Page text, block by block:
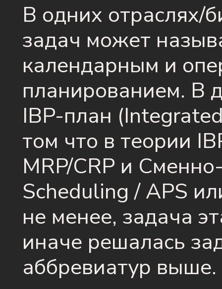
В одних отраслях/
задач может
календарным и
планированием. В
IBP-план
том что в теории
MRP/CRP и
Scheduling / APS
не менее, задача
иначе решалась
аббревиатур выше.